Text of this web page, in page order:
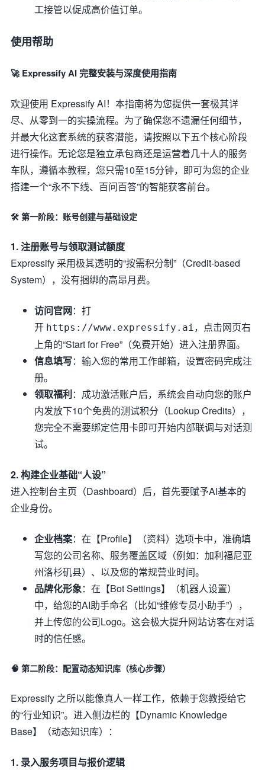
工接管以促成高价值订单。
使用帮助
🚀 Expressify AI 完整安装与深度使用指南
欢迎使用 Expressify AI！本指南将为您提供一套极其详
尽、从零到一的实操流程。为了确保您不遗漏任何细节，
并最大化这套系统的获客潜能，请按照以下五个核心阶段
进行操作。无论您是独立承包商还是运营着几十人的服务
车队，遵循本教程，您只需10至15分钟，即可为您的企业
搭建一个“永不下线、百问百答”的智能获客前台。
🛠️ 第一阶段：账号创建与基础设定
1. 注册账号与领取测试额度
Expressify 采用极其透明的“按需积分制”（Credit-based
System），没有捆绑的高昂月费。
访问官网：打
开 https://www.expressify.ai，点击网页右
上角的“Start for Free”（免费开始）进入注册界面。
信息填写：输入您的常用工作邮箱，设置密码完成注
册。
领取福利：成功激活账户后，系统会自动向您的账户
内发放下10个免费的测试积分（Lookup Credits），
您完全不需要绑定信用卡即可开始内部联调与对话测
试。
2. 构建企业基础“人设”
进入控制台主页（Dashboard）后，首先要赋予AI基本的
企业身份。
企业档案：在【Profile】（资料）选项卡中，准确填
写您的公司名称、服务覆盖区域（例如：加利福尼亚
州洛杉矶县）、以及您的常规营业时间。
品牌化形象：在【Bot Settings】（机器人设置）
中，给您的AI助手命名（比如“维修专员小助手”），
并上传您的公司Logo。这会极大提升网站访客在对话
时的信任感。
🧠 第二阶段：配置动态知识库（核心步骤）
Expressify 之所以能像真人一样工作，依赖于您教授给它
的“行业知识”。进入侧边栏的【Dynamic Knowledge
Base】（动态知识库）：
1. 录入服务项目与报价逻辑